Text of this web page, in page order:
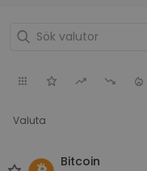
Valuta
Bitcoin